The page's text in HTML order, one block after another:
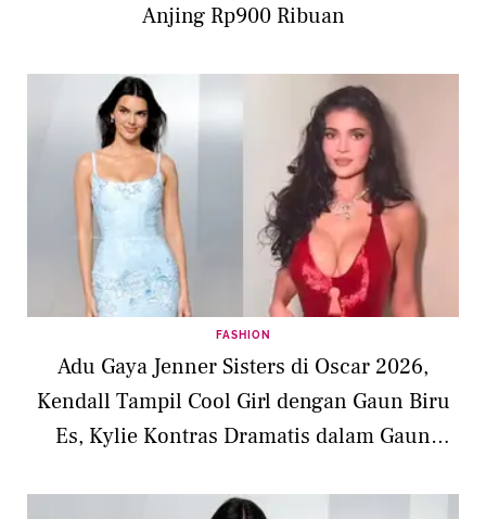
Anjing Rp900 Ribuan
FASHION
Adu Gaya Jenner Sisters di Oscar 2026,
Kendall Tampil Cool Girl dengan Gaun Biru
Es, Kylie Kontras Dramatis dalam Gaun